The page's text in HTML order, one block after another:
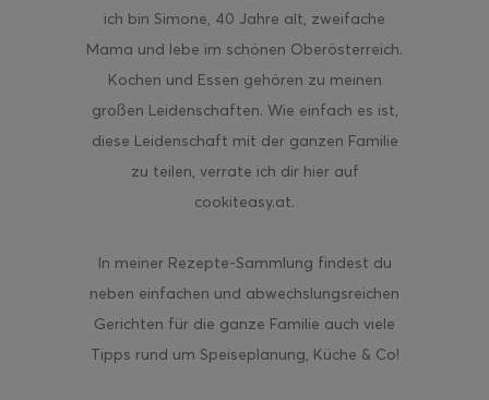
ich bin Simone, 40 Jahre alt, zweifache
Mama und lebe im schönen Oberösterreich.
Kochen und Essen gehören zu meinen
großen Leidenschaften. Wie einfach es ist,
diese Leidenschaft mit der ganzen Familie
zu teilen, verrate ich dir hier auf
cookiteasy.at.
In meiner Rezepte-Sammlung findest du
neben einfachen und abwechslungsreichen
Gerichten für die ganze Familie auch viele
Tipps rund um Speiseplanung, Küche & Co!